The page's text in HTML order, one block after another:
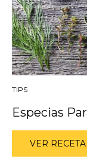
TIPS
Especias
VER RECETA